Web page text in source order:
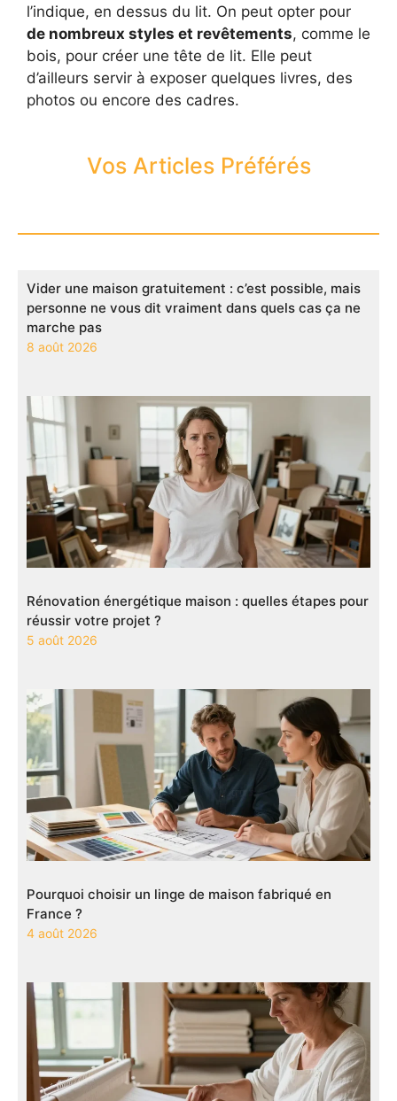
l’indique, en dessus du lit. On peut opter pour
de nombreux styles et revêtements, comme le
bois, pour créer une tête de lit. Elle peut
d’ailleurs servir à exposer quelques livres, des
photos ou encore des cadres.
Vos Articles Préférés
Vider une maison gratuitement : c’est possible, mais
personne ne vous dit vraiment dans quels cas ça ne
marche pas
8 août 2026
Rénovation énergétique maison : quelles étapes pour
réussir votre projet ?
5 août 2026
Pourquoi choisir un linge de maison fabriqué en
France ?
4 août 2026